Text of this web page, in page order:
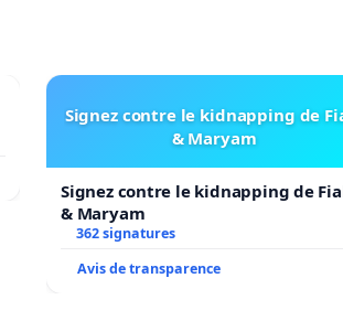
Signez contre le kidnapping de
& Maryam
Signez contre le kidnapping de
& Maryam
362 signatures
Avis de transparence